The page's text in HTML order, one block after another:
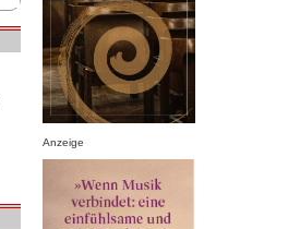
Anzeige